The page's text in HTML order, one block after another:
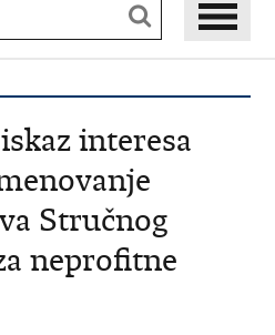
interesa
Stručnog
neprofitne